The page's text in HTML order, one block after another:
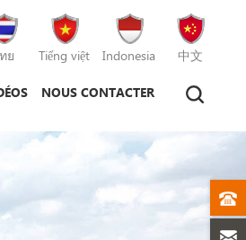
ย Tiếng việt Indonesia 中文
NOUS CONTACTER